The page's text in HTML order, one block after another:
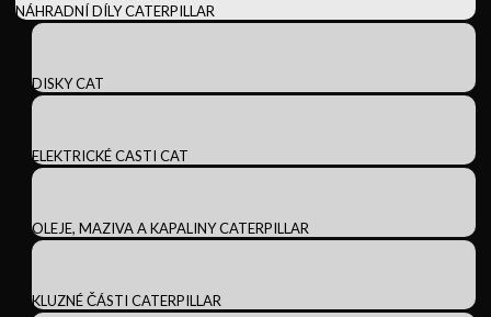
NÁHRADNÍ DÍLY CATERPILLAR
DISKY CAT
ELEKTRICKÉ CASTI CAT
OLEJE, MAZIVA A KAPALINY CATERPILLAR
KLUZNÉ ČÁSTI CATERPILLAR